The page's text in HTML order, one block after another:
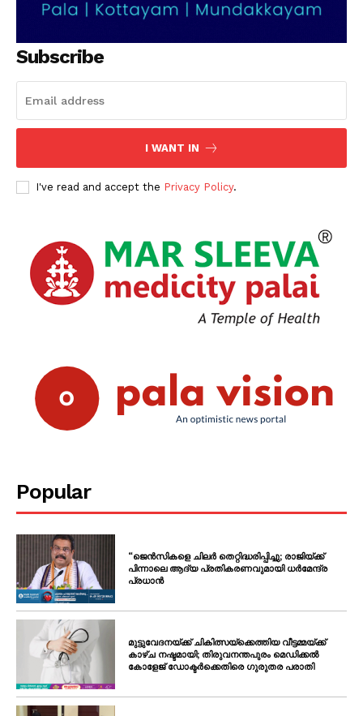
Subscribe
I WANT IN
I've read and accept the Privacy Policy.
Popular
“ജെൻസികളെ ചിലർ തെറ്റിദ്ധരിപ്പിച്ചു; രാജിയ്ക്ക്
പിന്നാലെ ആദ്യ പ്രതികരണവുമായി ധർമേന്ദ്ര
പ്രധാൻ
മുട്ടുവേദനയ്ക്ക് ചികിത്സയ്‌ക്കെത്തിയ വീട്ടമ്മയ്ക്ക്
കാഴ്ച നഷ്ടമായി; തിരുവനന്തപുരം മെഡിക്കൽ
കോളേജ് ഡോക്ടർക്കെതിരെ ഗുരുതര പരാതി